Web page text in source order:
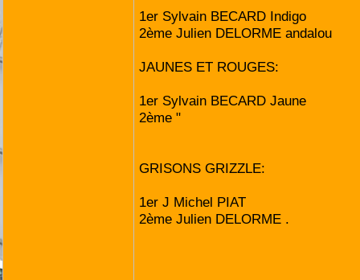
1er Sylvain BECARD Indigo
2ème Julien DELORME andalou
JAUNES ET ROUGES:
1er Sylvain BECARD Jaune
2ème "
GRISONS GRIZZLE:
1er J Michel PIAT
2ème Julien DELORME .